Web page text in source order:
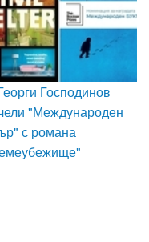
Господинов
"Международен
с романа